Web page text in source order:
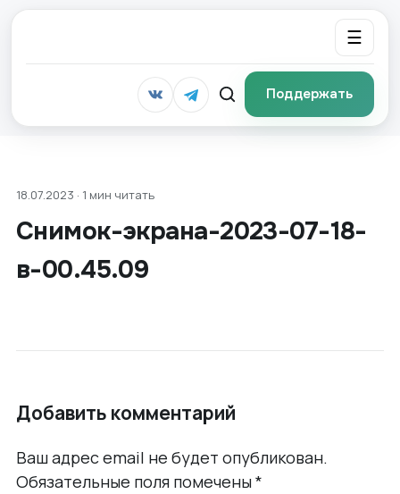
☰
Поддержать
18.07.2023 · 1 мин читать
Снимок-экрана-2023-07-18-
в-00.45.09
Добавить комментарий
Ваш адрес email не будет опубликован.
Обязательные поля помечены*